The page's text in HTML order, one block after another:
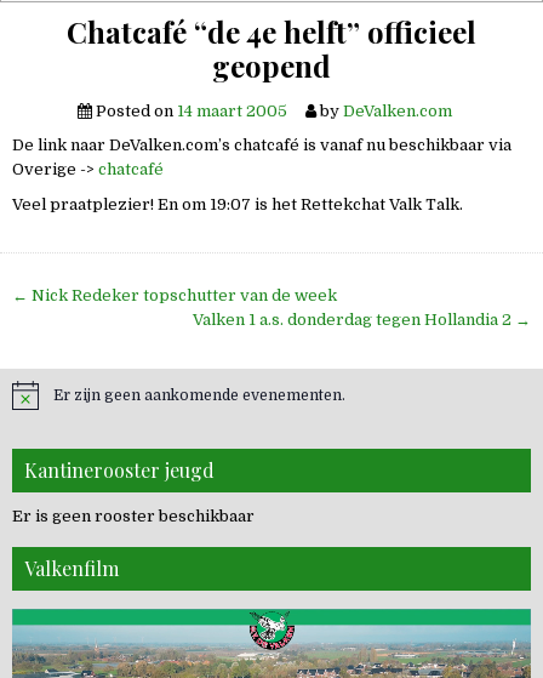
Chatcafé “de 4e helft” officieel
geopend
Posted on 14 maart 2005 by DeValken.com
De link naar DeValken.com’s chatcafé is vanaf nu beschikbaar via
Overige -> chatcafé
Veel praatplezier! En om 19:07 is het Rettekchat Valk Talk.
Bericht
← Nick Redeker topschutter van de week
Valken 1 a.s. donderdag tegen Hollandia 2 →
Er zijn geen aankomende evenementen.
Kantinerooster jeugd
Er is geen rooster beschikbaar
Valkenfilm